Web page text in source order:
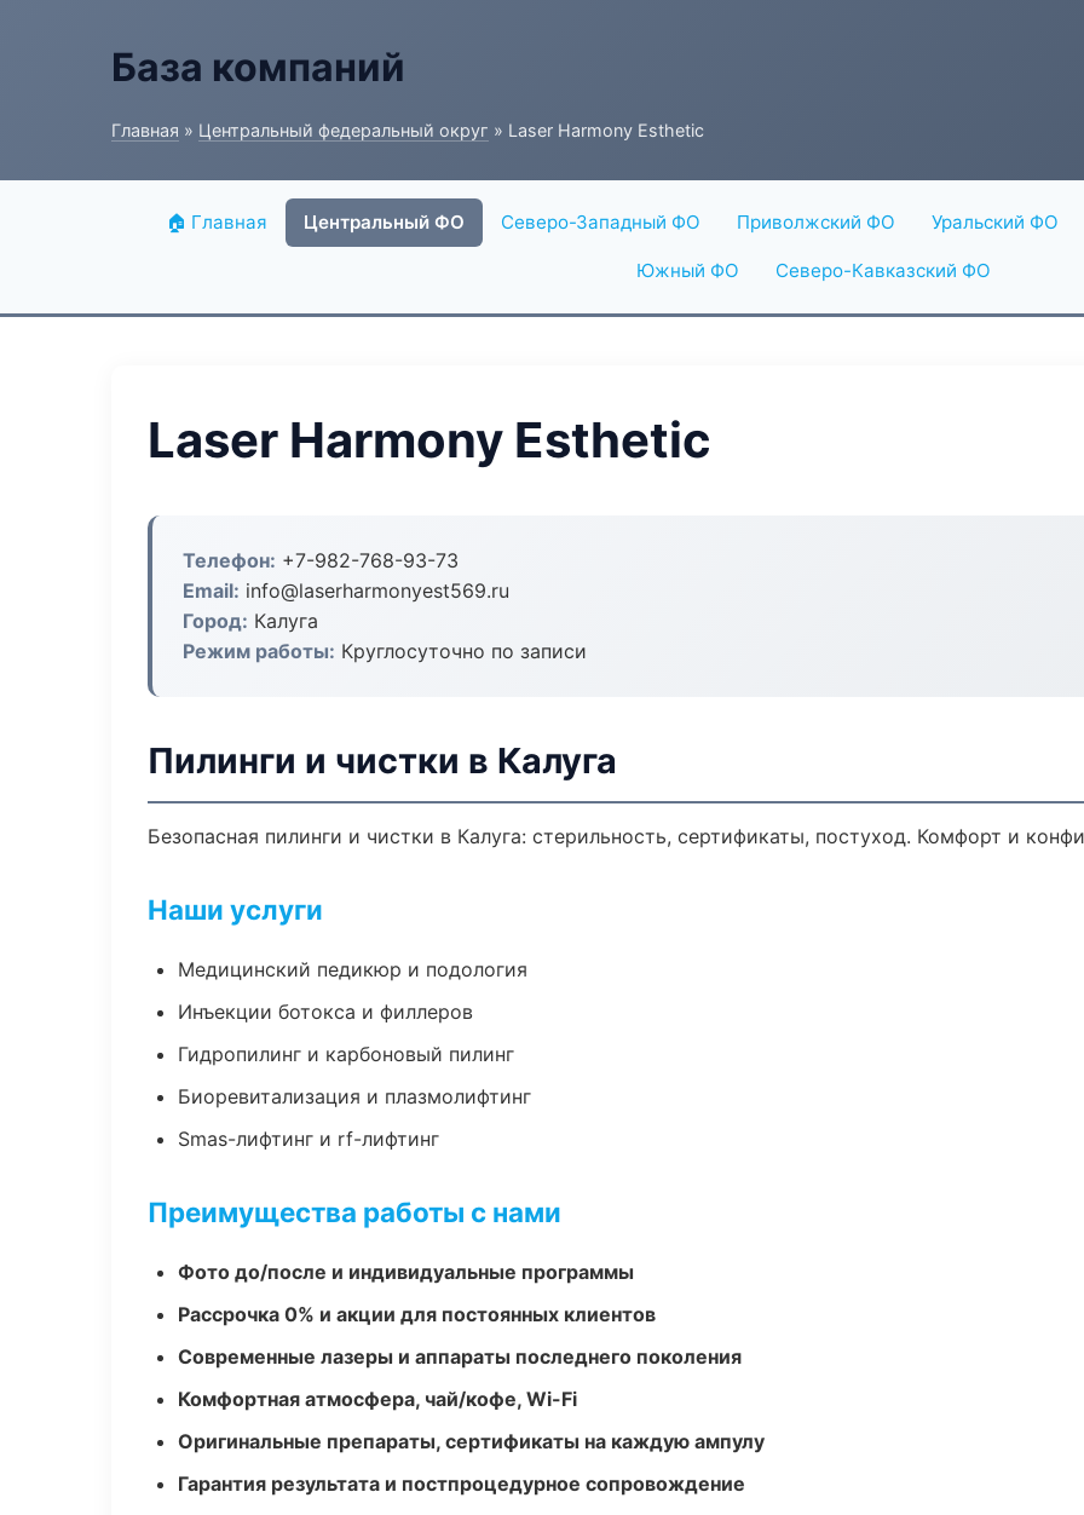
База компаний
Главная » Центральный федеральный округ » Laser Harmony Esthetic
🏠 Главная Центральный ФО Северо-Западный ФО Приволжский ФО Уральский ФО
Южный ФО Северо-Кавказский ФО
Laser Harmony Esthetic
Телефон: +7-982-768-93-73
Email: info@laserharmonyest569.ru
Город: Калуга
Режим работы: Круглосуточно по записи
Пилинги и чистки в Калуга
Безопасная пилинги и чистки в Калуга: стерильность, сертификаты, постуход. Комфорт и
Наши услуги
Медицинский педикюр и подология
Инъекции ботокса и филлеров
Гидропилинг и карбоновый пилинг
Биоревитализация и плазмолифтинг
Smas-лифтинг и rf-лифтинг
Преимущества работы с нами
Фото до/после и индивидуальные программы
Рассрочка 0% и акции для постоянных клиентов
Современные лазеры и аппараты последнего поколения
Комфортная атмосфера, чай/кофе, Wi-Fi
Оригинальные препараты, сертификаты на каждую ампулу
Гарантия результата и постпроцедурное сопровождение